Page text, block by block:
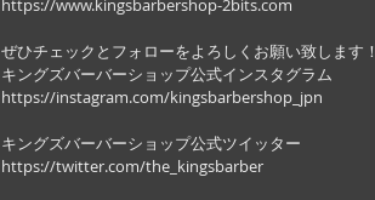
https://www.kingsbarbershop-2bits.com
ぜひチェックとフォローをよろしくお願い致します！
キングズバーバーショップ公式インスタグラム
https://instagram.com/kingsbarbershop_jpn
キングズバーバーショップ公式ツイッター
https://twitter.com/the_kingsbarber